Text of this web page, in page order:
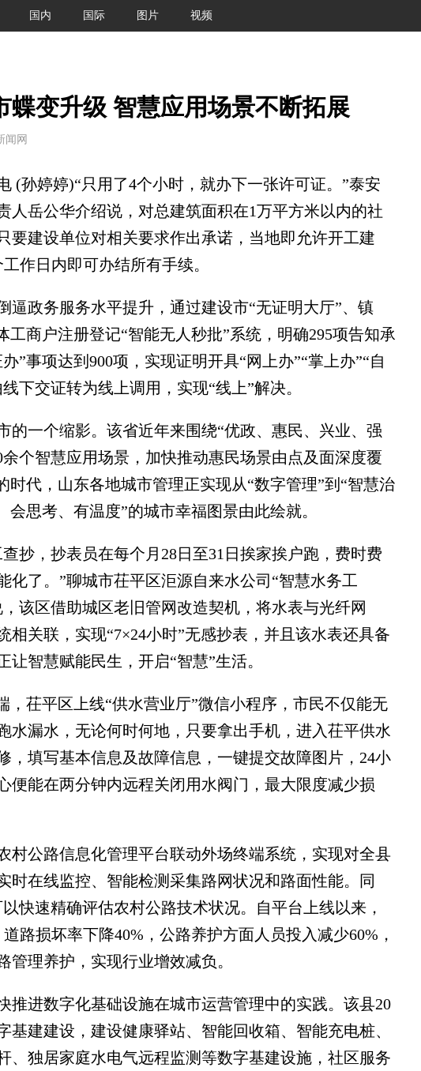
国内 国际 图片 视频
蝶变升级 智慧应用场景不断拓展
闻网
婷婷)“只用了4个小时，就办下一张许可证。”泰安
人岳公华介绍说，对总建筑面积在1万平方米以内的社
要建设单位对相关要求作出承诺，当地即允许开工建
作日内即可办结所有手续。
政务服务水平提升，通过建设市“无证明大厅”、镇
工商户注册登记“智能无人秒批”系统，明确295项告知承
”事项达到900项，实现证明开具“网上办”“掌上办”“自
下交证转为线上调用，实现“线上”解决。
一个缩影。该省近年来围绕“优政、惠民、兴业、强
个智慧应用场景，加快推动惠民场景由点及面深度覆
时代，山东各地城市管理正实现从“数字管理”到“智慧治
会思考、有温度”的城市幸福图景由此绘就。
，抄表员在每个月28日至31日挨家挨户跑，费时费
化了。”聊城市茌平区洰源自来水公司“智慧水务工
该区借助城区老旧管网改造契机，将水表与光纤网
相关联，实现“7×24小时”无感抄表，并且该水表还具备
智慧赋能民生，开启“智慧”生活。
茌平区上线“供水营业厅”微信小程序，市民不仅能无
水漏水，无论何时何地，只要拿出手机，进入茌平供水
，填写基本信息及故障信息，一键提交故障图片，24小
便能在两分钟内远程关闭用水阀门，最大限度减少损
公路信息化管理平台联动外场终端系统，实现对全县
时在线监控、智能检测采集路网状况和路面性能。同
快速精确评估农村公路技术状况。自平台上线以来，
路损坏率下降40%，公路养护方面人员投入减少60%，
管理养护，实现行业增效减负。
进数字化基础设施在城市运营管理中的实践。该县20
基建建设，建设健康驿站、智能回收箱、智能充电桩、
、独居家庭水电气远程监测等数字基建设施，社区服务